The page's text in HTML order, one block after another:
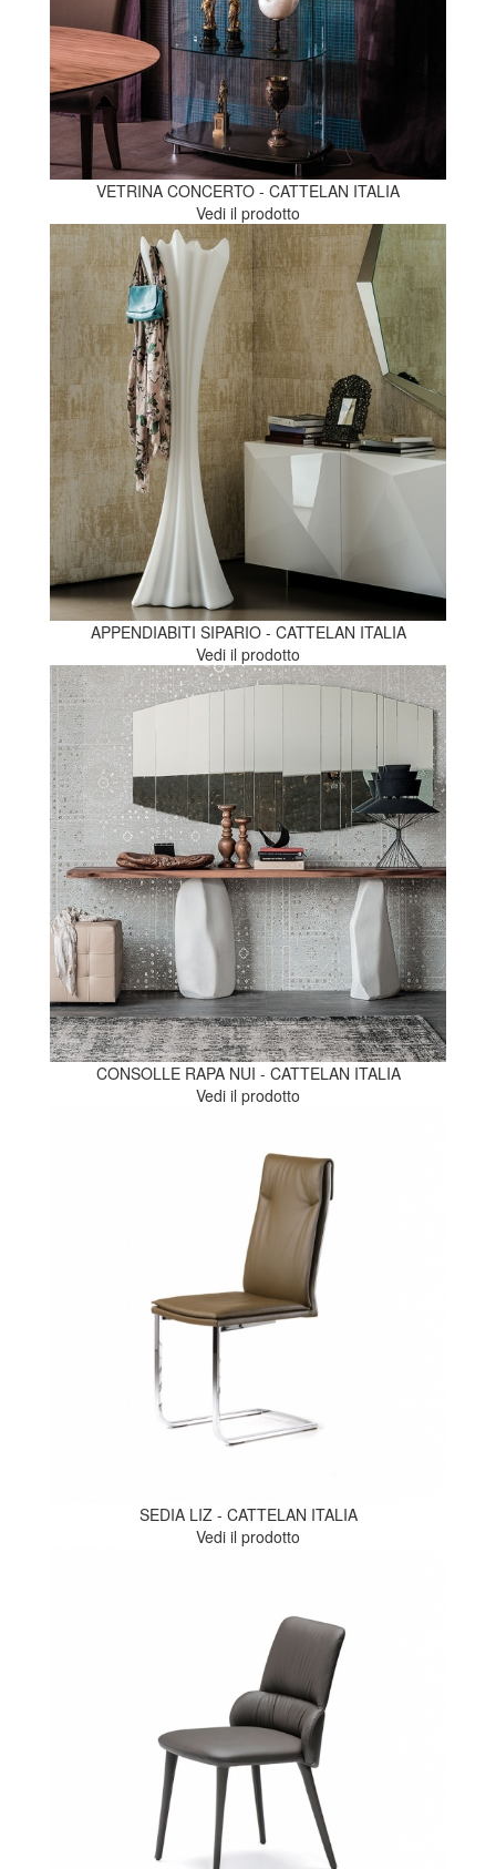
VETRINA CONCERTO - CATTELAN ITALIA
Vedi il prodotto
APPENDIABITI SIPARIO - CATTELAN ITALIA
Vedi il prodotto
CONSOLLE RAPA NUI - CATTELAN ITALIA
Vedi il prodotto
SEDIA LIZ - CATTELAN ITALIA
Vedi il prodotto